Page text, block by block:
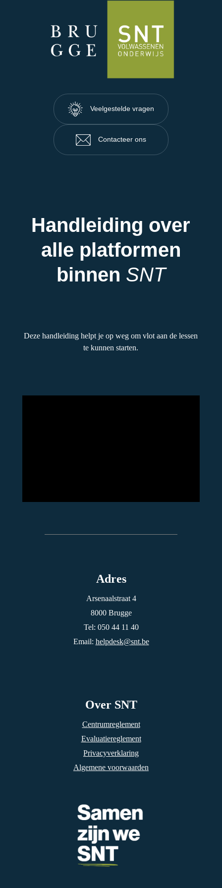
Veelgestelde vragen
Contacteer ons
Handleiding over
alle platformen
binnen SNT
Deze handleiding helpt je op weg om vlot aan de lessen
te kunnen starten.
Adres
Arsenaalstraat 4
8000 Brugge
Tel: 050 44 11 40
Email: helpdesk@snt.be
Over SNT
Centrumreglement
Evaluatiereglement
Privacyverklaring
Algemene voorwaarden